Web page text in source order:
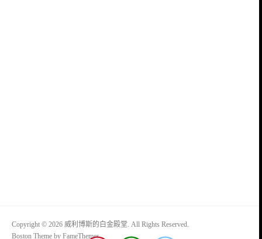
Copyright © 2026 威利博斯的白金殿堂. All Rights Reserved.
Boston Theme by FameThemes